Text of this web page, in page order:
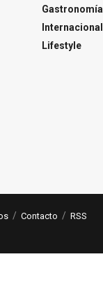
Gastronomía
Internacional
Lifestyle
Contacto RSS